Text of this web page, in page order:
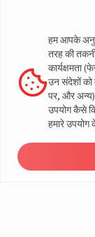
मीडिया और गैलरी
वीडियो
हम आपके
तरह की
कार्यक्षमता
उन संदेशों को
पर, और
उपयोग कैसे
हमारे
समाधान